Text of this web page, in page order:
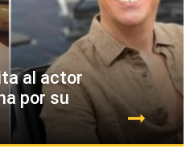
al actor
por su